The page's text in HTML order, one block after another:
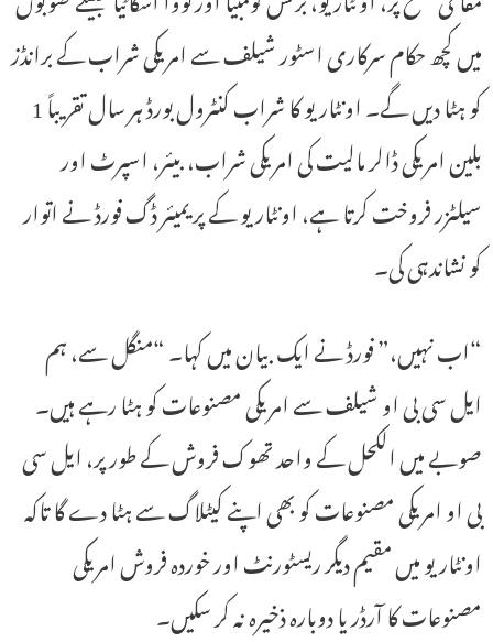
میں کچھ حکام سرکاری اسٹور شیلف سے امریکی شراب کے برانڈز
کو ہٹا دیں گے۔ اونٹاریو کا شراب کنٹرول بورڈ ہر سال تقریباً 1
بلین امریکی ڈالر مالیت کی امریکی شراب، بیئر، اسپرٹ اور
سیلٹزر فروخت کرتا ہے، اونٹاریو کے پریمیئر ڈگ فورڈ نے اتوار
کو نشاندہی کی۔
“اب نہیں،” فورڈ نے ایک بیان میں کہا۔ “منگل سے، ہم
ایل سی بی او شیلف سے امریکی مصنوعات کو ہٹا رہے ہیں۔
صوبے میں الکحل کے واحد تھوک فروش کے طور پر، ایل سی
بی او امریکی مصنوعات کو بھی اپنے کیٹلاگ سے ہٹا دے گا تاکہ
اونٹاریو میں مقیم دیگر ریسٹورنٹ اور خوردہ فروش امریکی
مصنوعات کا آرڈر یا دوبارہ ذخیرہ نہ کر سکیں۔